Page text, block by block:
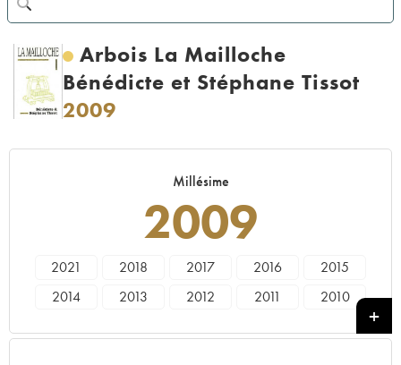
Arbois La Mailloche
Bénédicte et Stéphane Tissot
2009
Millésime
2009
2021 2018 2017 2016
2015
2014
2013 2012 2011
2010